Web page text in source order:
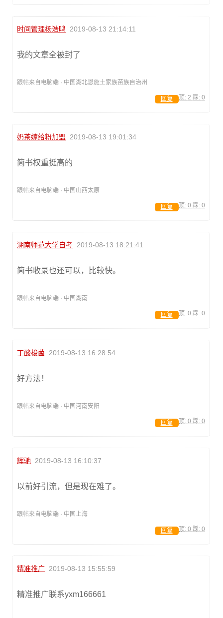
时间管理杨浩鸣 2019-08-13 21:14:11
我的文章全被封了
跟帖来自电脑端 · 中国湖北恩施土家族苗族自治州
顶: 2 踩: 0
回复
奶茶嫁给粉加盟 2019-08-13 19:01:34
简书权重挺高的
跟帖来自电脑端 · 中国山西太原
顶: 0 踩: 0
回复
湖南师范大学自考 2019-08-13 18:21:41
简书收录也还可以，比较快。
跟帖来自电脑端 · 中国湖南
顶: 0 踩: 0
回复
丁酸梭菌 2019-08-13 16:28:54
好方法！
跟帖来自电脑端 · 中国河南安阳
顶: 0 踩: 0
回复
辉驰 2019-08-13 16:10:37
以前好引流，但是现在难了。
跟帖来自电脑端 · 中国上海
顶: 0 踩: 0
回复
精准推广 2019-08-13 15:55:59
精准推广联系yxm166661